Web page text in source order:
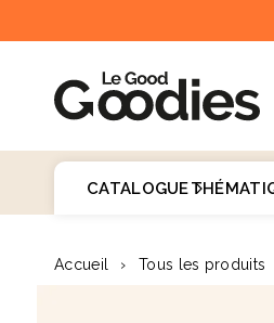
au
CATALOGUE
Dernières recherches :
Accueil › Tous les produits